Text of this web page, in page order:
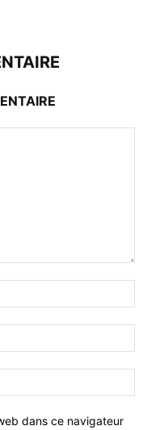
dans ce navigateur